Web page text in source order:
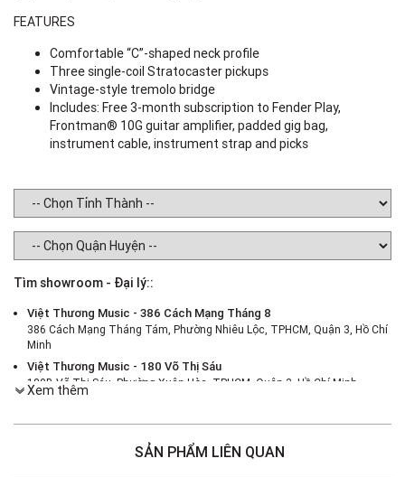
FEATURES
Comfortable “C”-shaped neck profile
Three single-coil Stratocaster pickups
Vintage-style tremolo bridge
Includes: Free 3-month subscription to Fender Play,
Frontman® 10G guitar amplifier, padded gig bag,
instrument cable, instrument strap and picks
Tìm showroom - Đại lý::
Việt Thương Music - 386 Cách Mạng Tháng 8
386 Cách Mạng Tháng Tám, Phường Nhiêu Lộc, TPHCM, Quận 3, Hồ Chí
Minh
Việt Thương Music - 180 Võ Thị Sáu
180B Võ Thị Sáu, Phường Xuân Hòa, TPHCM, Quận 3, Hồ Chí Minh
Số 46 Phố Hào Nam, Phường Ô Chợ Dừa, Hà Nội, Đống Đa, Hà Nội
Việt Thương Music - 187 Trường Chinh, Hà Nội
Số 187 đường Trường Chinh, Phường Phương Liệt, Hà Nội, Thanh Xuân ,
Xem thêm
SẢN PHẨM LIÊN QUAN